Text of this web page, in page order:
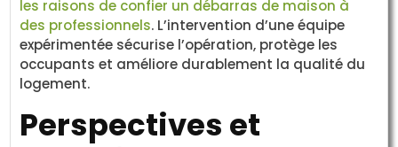
les raisons de confier un débarras de maison à
des professionnels. L’intervention d’une équipe
expérimentée sécurise l’opération, protège les
occupants et améliore durablement la qualité du
logement.
Perspectives et